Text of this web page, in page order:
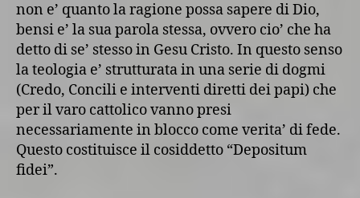
non e’ quanto la ragione possa sapere di Dio,
bensi e’ la sua parola stessa, ovvero cio’ che ha
detto di se’ stesso in Gesu Cristo. In questo senso
la teologia e’ strutturata in una serie di dogmi
(Credo, Concili e interventi diretti dei papi) che
per il varo cattolico vanno presi
necessariamente in blocco come verita’ di fede.
Questo costituisce il cosiddetto “Depositum
fidei”.